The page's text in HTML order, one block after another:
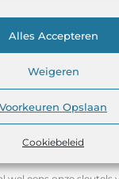
Alles Accepteren
Weigeren
Voorkeuren Opslaan
Cookiebeleid